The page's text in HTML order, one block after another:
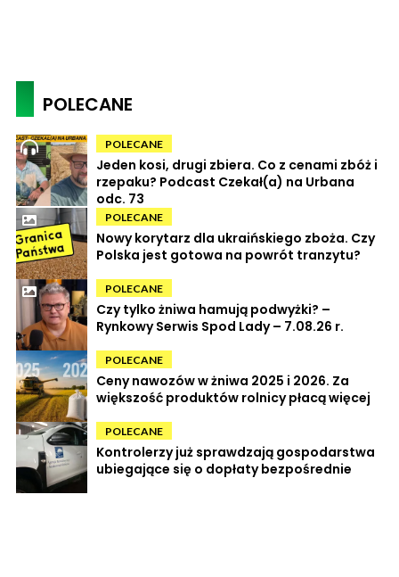
POLECANE
POLECANE
Jeden kosi, drugi zbiera. Co z cenami zbóż i
rzepaku? Podcast Czekał(a) na Urbana
odc. 73
POLECANE
Nowy korytarz dla ukraińskiego zboża. Czy
Polska jest gotowa na powrót tranzytu?
POLECANE
Czy tylko żniwa hamują podwyżki? –
Rynkowy Serwis Spod Lady – 7.08.26 r.
POLECANE
Ceny nawozów w żniwa 2025 i 2026. Za
większość produktów rolnicy płacą więcej
POLECANE
Kontrolerzy już sprawdzają gospodarstwa
ubiegające się o dopłaty bezpośrednie